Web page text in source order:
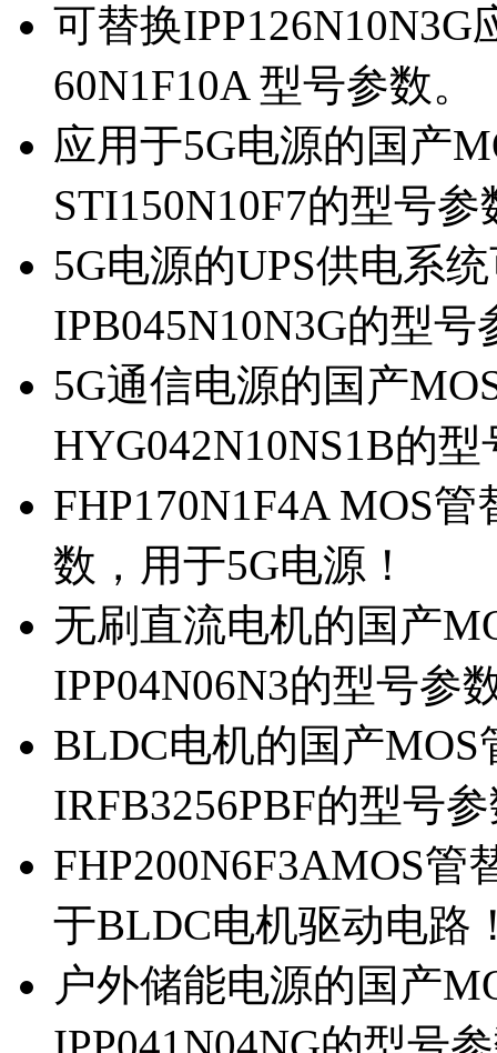
可替换
60N1F10A 型号参数。
应用于5G电源的国产
STI150N10F7的型号参
5G电源的UPS供电系
IPB045N10N3G的型号
5G通信电源的国产
HYG042N10NS1B的
FHP170N1F4A MOS
数，用于5G电源！
无刷直流电机的国产
IPP04N06N3的型号参
BLDC电机的国产MOS
IRFB3256PBF的型号
FHP200N6F3AMOS管
于BLDC电机驱动电路
户外储能电源的国产